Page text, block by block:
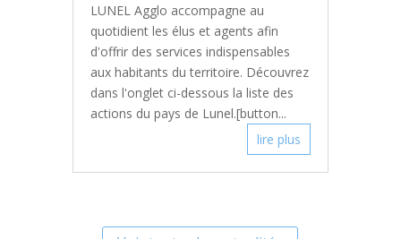
LUNEL Agglo accompagne au
quotidient les élus et agents afin
d'offrir des services indispensables
aux habitants du territoire. Découvrez
dans l'onglet ci-dessous la liste des
actions du pays de Lunel.[button...
lire plus